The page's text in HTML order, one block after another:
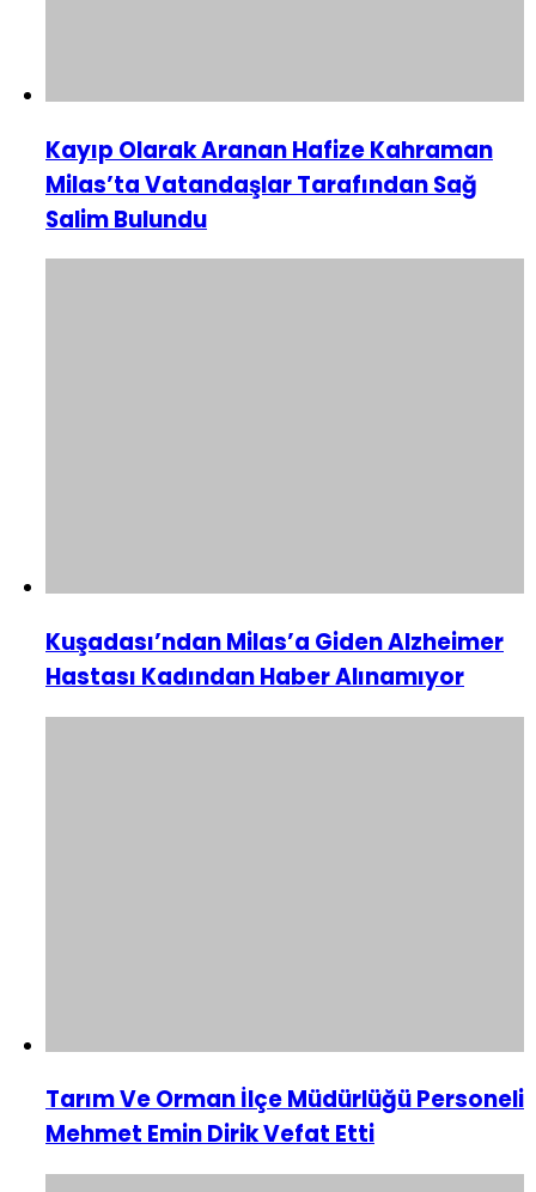
Kayıp Olarak Aranan Hafize Kahraman
Milas’ta Vatandaşlar Tarafından Sağ
Salim Bulundu
Kuşadası’ndan Milas’a Giden Alzheimer
Hastası Kadından Haber Alınamıyor
Tarım Ve Orman İlçe Müdürlüğü Personeli
Mehmet Emin Dirik Vefat Etti